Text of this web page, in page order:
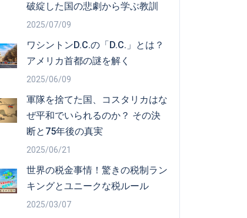
破綻した国の悲劇から学ぶ教訓
2025/07/09
ワシントンD.C.の「D.C.」とは？
アメリカ首都の謎を解く
2025/06/09
軍隊を捨てた国、コスタリカはな
ぜ平和でいられるのか？ その決
断と75年後の真実
2025/06/21
世界の税金事情！驚きの税制ラン
キングとユニークな税ルール
2025/03/07